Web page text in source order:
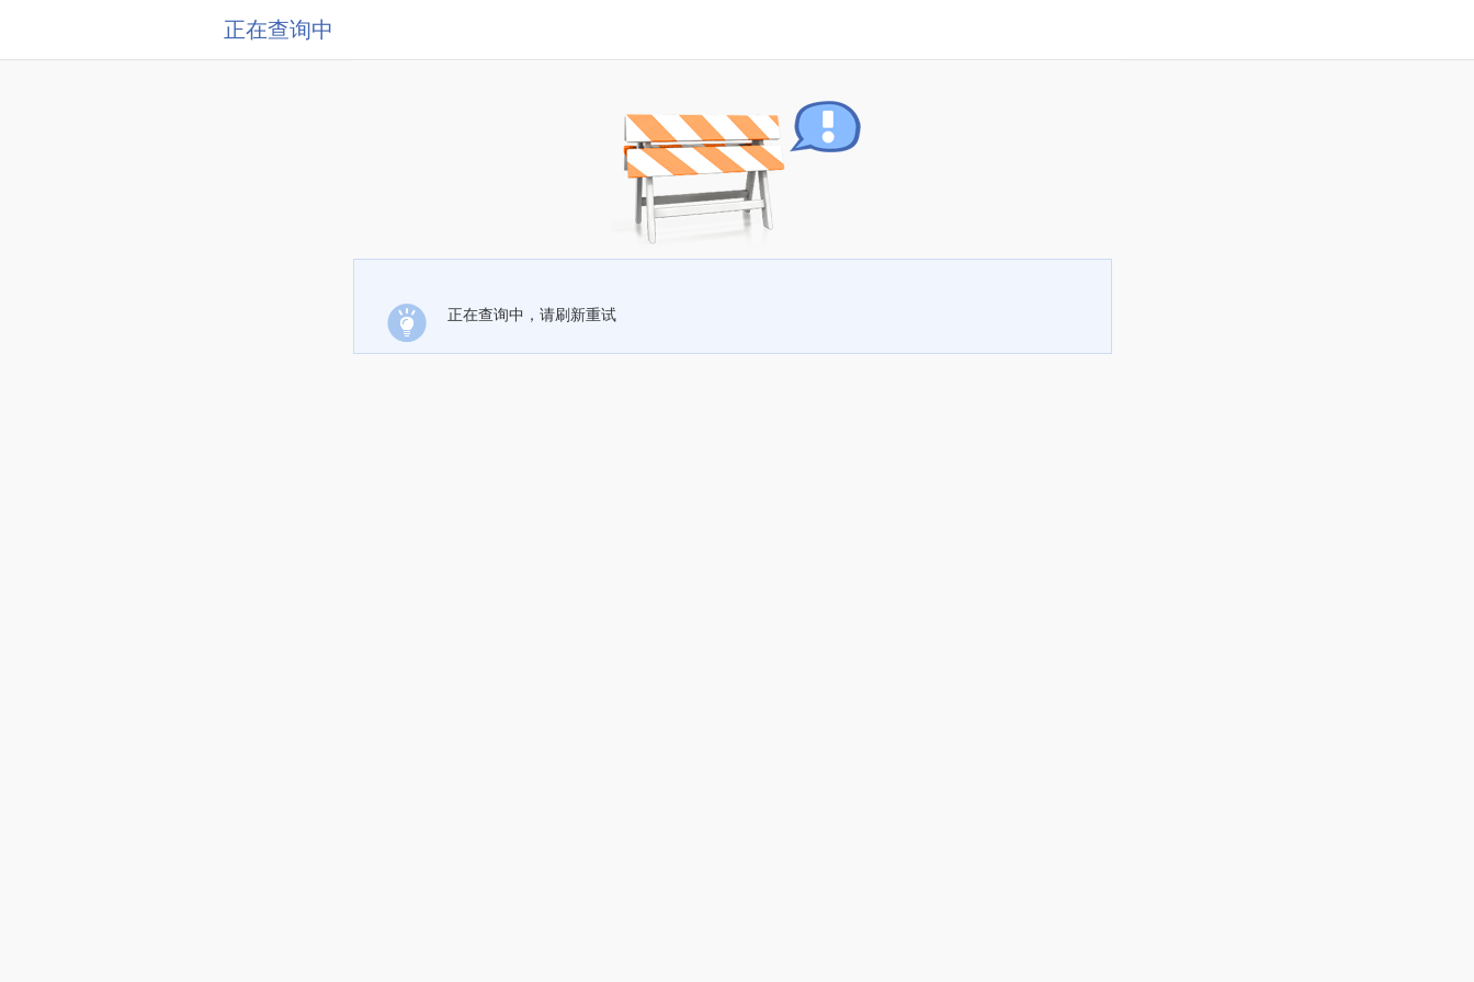
正在查询中
正在查询中，请刷新重试